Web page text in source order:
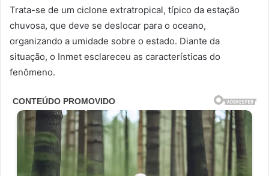
Trata-se de um ciclone extratropical, típico da estação
chuvosa, que deve se deslocar para o oceano,
organizando a umidade sobre o estado. Diante da
situação, o Inmet esclareceu as características do
fenômeno.